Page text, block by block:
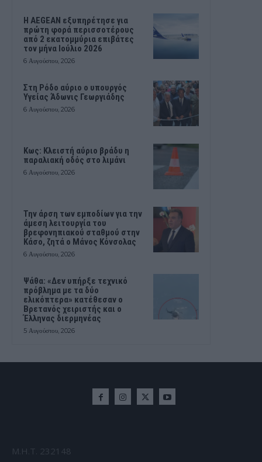
Η AEGEAN εξυπηρέτησε για
πρώτη φορά περισσοτέρους
από 2 εκατομμύρια επιβάτες
τον μήνα Ιούλιο 2026
6 Αυγούστου, 2026
Στη Ρόδο αύριο ο υπουργός
Υγείας Άδωνις Γεωργιάδης
6 Αυγούστου, 2026
Κως: Κλειστή αύριο βράδυ η
παραλιακή οδός στο λιμάνι
6 Αυγούστου, 2026
Την άρση των εμποδίων για την
άμεση λειτουργία του
βρεφονηπιακού σταθμού στην
Κάσο, ζητά ο Μάνος Κόνσολας
6 Αυγούστου, 2026
Ψάθα: «Δεν υπήρξε τεχνικό
πρόβλημα με τα δύο
ελικόπτερα» κατέθεσαν ο
Βρετανός χειριστής και ο
Έλληνας διερμηνέας
5 Αυγούστου, 2026
Μ.Η.Τ. 232148